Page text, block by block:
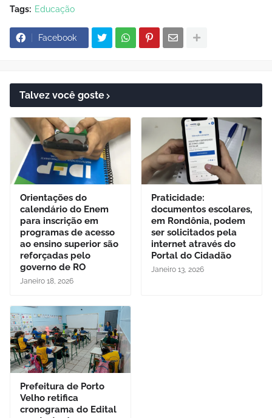
Tags: Educação
Facebook
Talvez você goste
Orientações do
calendário do Enem
para inscrição em
programas de acesso
ao ensino superior são
reforçadas pelo
governo de RO
Janeiro 18, 2026
Praticidade:
documentos escolares,
em Rondônia, podem
ser solicitados pela
internet através do
Portal do Cidadão
Janeiro 13, 2026
Prefeitura de Porto
Velho retifica
cronograma do Edital